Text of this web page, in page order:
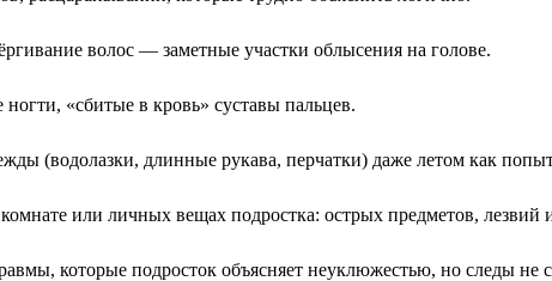
волос — заметные участки облысения на голове.
«сбитые в кровь» суставы пальцев.
(водолазки, длинные рукава, перчатки) даже летом как
или личных вещах подростка: острых предметов, лезвий
которые подросток объясняет неуклюжестью, но следы не